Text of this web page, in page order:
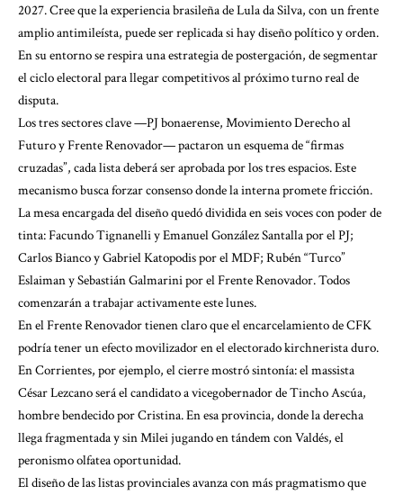
2027. Cree que la experiencia brasileña de Lula da Silva, con un frente
amplio antimileísta, puede ser replicada si hay diseño político y orden.
En su entorno se respira una estrategia de postergación, de segmentar
el ciclo electoral para llegar competitivos al próximo turno real de
disputa.
Los tres sectores clave —PJ bonaerense, Movimiento Derecho al
Futuro y Frente Renovador— pactaron un esquema de “firmas
cruzadas”, cada lista deberá ser aprobada por los tres espacios. Este
mecanismo busca forzar consenso donde la interna promete fricción.
La mesa encargada del diseño quedó dividida en seis voces con poder de
tinta: Facundo Tignanelli y Emanuel González Santalla por el PJ;
Carlos Bianco y Gabriel Katopodis por el MDF; Rubén “Turco”
Eslaiman y Sebastián Galmarini por el Frente Renovador. Todos
comenzarán a trabajar activamente este lunes.
En el Frente Renovador tienen claro que el encarcelamiento de CFK
podría tener un efecto movilizador en el electorado kirchnerista duro.
En Corrientes, por ejemplo, el cierre mostró sintonía: el massista
César Lezcano será el candidato a vicegobernador de Tincho Ascúa,
hombre bendecido por Cristina. En esa provincia, donde la derecha
llega fragmentada y sin Milei jugando en tándem con Valdés, el
peronismo olfatea oportunidad.
El diseño de las listas provinciales avanza con más pragmatismo que